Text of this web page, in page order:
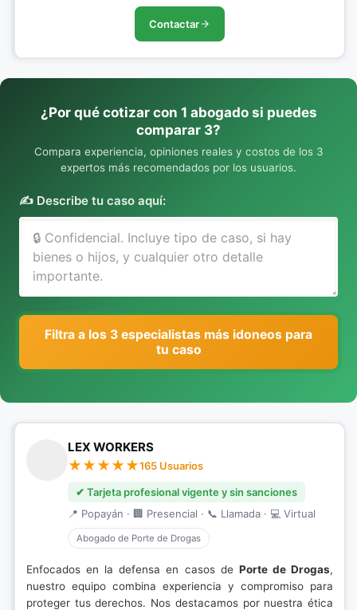
Contactar
¿Por qué cotizar con 1 abogado si puedes
comparar 3?
Compara experiencia, opiniones reales y costos de los 3
expertos más recomendados por los usuarios.
✍️ Describe tu caso aquí:
Filtra a los 3 especialistas más idoneos para
tu caso
LEX WORKERS
165 Usuarios
✔ Tarjeta profesional vigente y sin sanciones
📍 Popayán · 🏢 Presencial · 📞 Llamada · 💻 Virtual
Abogado de Porte de Drogas
Enfocados en la defensa en casos de Porte de Drogas,
nuestro equipo combina experiencia y compromiso para
proteger tus derechos. Nos destacamos por nuestra ética